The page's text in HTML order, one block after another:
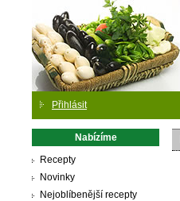
Přihlásit
Nabízíme
Recepty
Novinky
Nejoblíbenější recepty